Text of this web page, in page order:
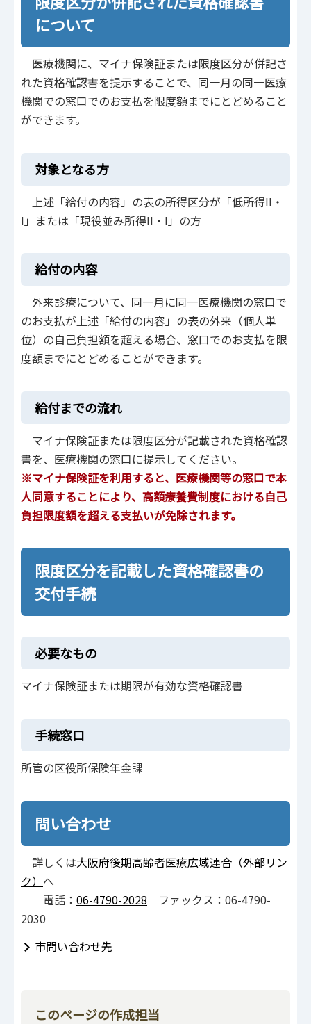
について
医療機関に、マイナ保険証または限度区分が併記さ
れた資格確認書を提示することで、同一月の同一医療
機関での窓口でのお支払を限度額までにとどめること
ができます。
対象となる方
上述「給付の内容」の表の所得区分が「低所得II・
I」または「現役並み所得II・I」の方
給付の内容
外来診療について、同一月に同一医療機関の窓口で
のお支払が上述「給付の内容」の表の外来（個人単
位）の自己負担額を超える場合、窓口でのお支払を限
度額までにとどめることができます。
給付までの流れ
マイナ保険証または限度区分が記載された資格確認
書を、医療機関の窓口に提示してください。
※マイナ保険証を利用すると、医療機関等の窓口で本
人同意することにより、高額療養費制度における自己
負担限度額を超える支払いが免除されます。
限度区分を記載した資格確認書の
交付手続
必要なもの
マイナ保険証または期限が有効な資格確認書
手続窓口
所管の区役所保険年金課
問い合わせ
詳しくは大阪府後期高齢者医療広域連合（外部リン
ク） へ
電話： 06-4790-2028 ファックス：06-4790-
2030
市問い合わせ先
このページの作成担当